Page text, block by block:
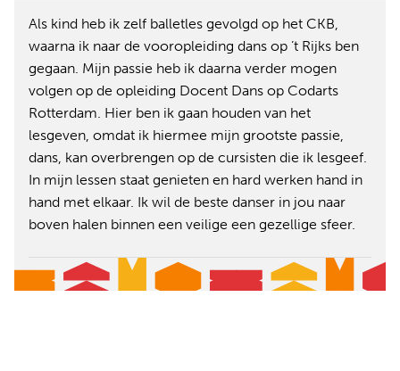
Als kind heb ik zelf balletles gevolgd op het CKB,
waarna ik naar de vooropleiding dans op ’t Rijks ben
gegaan. Mijn passie heb ik daarna verder mogen
volgen op de opleiding Docent Dans op Codarts
Rotterdam. Hier ben ik gaan houden van het
lesgeven, omdat ik hiermee mijn grootste passie,
dans, kan overbrengen op de cursisten die ik lesgeef.
In mijn lessen staat genieten en hard werken hand in
hand met elkaar. Ik wil de beste danser in jou naar
boven halen binnen een veilige een gezellige sfeer.